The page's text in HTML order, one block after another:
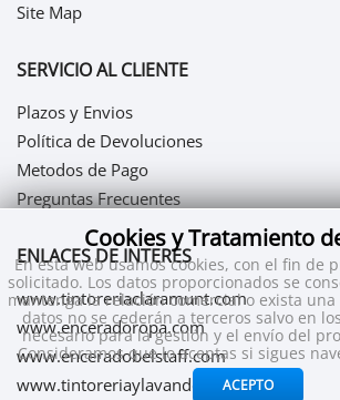
Site Map
SERVICIO AL CLIENTE
Plazos y Envios
Política de Devoluciones
Metodos de Pago
Preguntas Frecuentes
ENLACES DE INTERES
www.tintoreriaclaramunt.com
www.enceradoropa.com
www.enceradobelstaff.com
www.tintoreriaylavanderia.com
Cookies y Tratamiento
En esta web usamos cookies, con el fin de
solicitado. Los datos proporcionados se
mantenga la relación comercial o exista
datos no se cederán a terceros salvo en
necesario para la gestión y el envío del
Consideramos que lo aceptas si sigues
ACEPTO